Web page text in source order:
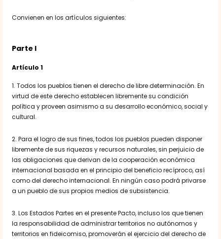
Convienen en los artículos siguientes:
Parte I
Artículo 1
1. Todos los pueblos tienen el derecho de libre determinación. En
virtud de este derecho establecen libremente su condición
política y proveen asimismo a su desarrollo económico, social y
cultural.
2. Para el logro de sus fines, todos los pueblos pueden disponer
libremente de sus riquezas y recursos naturales, sin perjuicio de
las obligaciones que derivan de la cooperación económica
internacional basada en el principio del beneficio recíproco, así
como del derecho internacional. En ningún caso podrá privarse
a un pueblo de sus propios medios de subsistencia.
3. Los Estados Partes en el presente Pacto, incluso los que tienen
la responsabilidad de administrar territorios no autónomos y
territorios en fideicomiso, promoverán el ejercicio del derecho de